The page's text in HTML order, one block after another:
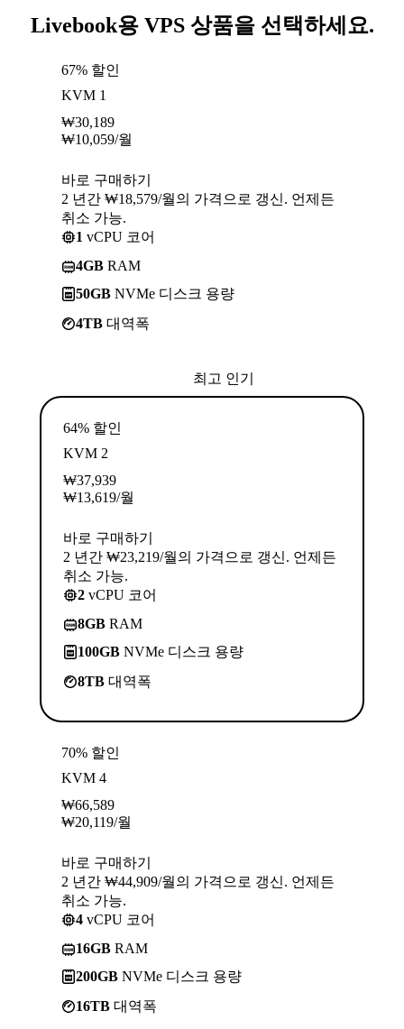
Livebook용 VPS 상품을 선택하세요.
67% 할인
KVM 1
₩30,189
₩10,059/월
바로 구매하기
2 년간 ₩18,579/월의 가격으로 갱신. 언제든
취소 가능.
1 vCPU 코어
4GB RAM
50GB NVMe 디스크 용량
4TB 대역폭
최고 인기
64% 할인
KVM 2
₩37,939
₩13,619/월
바로 구매하기
2 년간 ₩23,219/월의 가격으로 갱신. 언제든
취소 가능.
2 vCPU 코어
8GB RAM
100GB NVMe 디스크 용량
8TB 대역폭
70% 할인
KVM 4
₩66,589
₩20,119/월
바로 구매하기
2 년간 ₩44,909/월의 가격으로 갱신. 언제든
취소 가능.
4 vCPU 코어
16GB RAM
200GB NVMe 디스크 용량
16TB 대역폭